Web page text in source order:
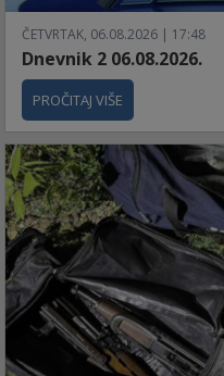
ČETVRTAK, 06.08.2026 | 17:48
Dnevnik 2 06.08.2026.
PROČITAJ VIŠE